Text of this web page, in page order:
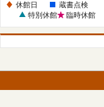
日
休館日
蔵書点検
特別休館
臨時休館